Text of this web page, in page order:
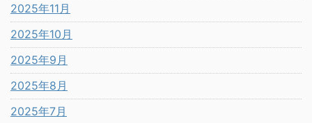
2025年11月
2025年10月
2025年9月
2025年8月
2025年7月